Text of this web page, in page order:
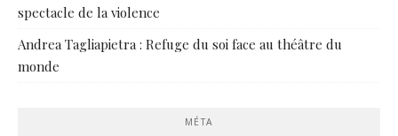
spectacle de la violence
Andrea Tagliapietra : Refuge du soi face au théâtre du
monde
MÉTA